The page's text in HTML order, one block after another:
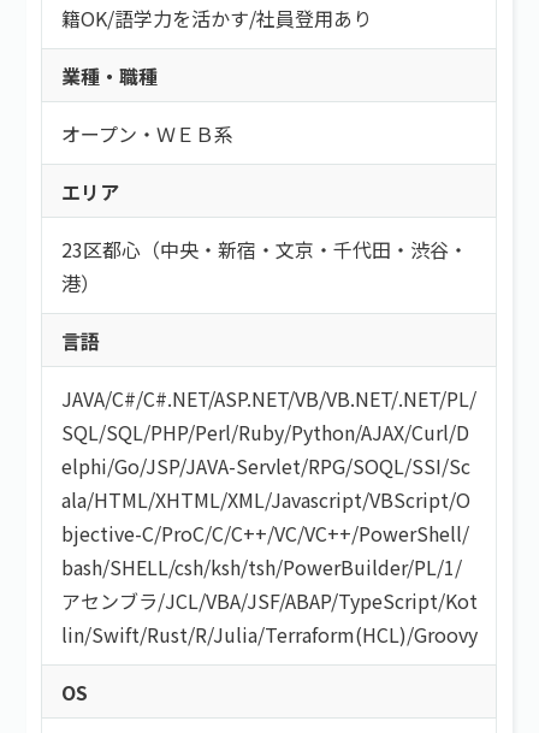
ネットワーク： Cisco Catalyst Switch
勤務スタイル
持ち帰り・在宅(テレワーク)
通勤
短期間（3ヶ月以内）
短時間（主婦＆主夫向け）
こだわり
ロースキルOK
低マージン率（10％以下）
高額手取り（80万以上）
服装自由
シニア歓迎
外国籍OK
語学力を活かす
社保あり
社員登用あり
案件開始日
検索する
籍OK/語学力を活かす/社員登用あり
業種・職種
オープン・ＷＥＢ系
エリア
23区都心（中央・新宿・文京・千代田・渋谷・
港）
言語
JAVA/C#/C#.NET/ASP.NET/VB/VB.NET/.NET/PL/
SQL/SQL/PHP/Perl/Ruby/Python/AJAX/Curl/D
elphi/Go/JSP/JAVA-Servlet/RPG/SOQL/SSI/Sc
ala/HTML/XHTML/XML/Javascript/VBScript/O
bjective-C/ProC/C/C++/VC/VC++/PowerShell/
bash/SHELL/csh/ksh/tsh/PowerBuilder/PL/1/
アセンブラ/JCL/VBA/JSF/ABAP/TypeScript/Kot
lin/Swift/Rust/R/Julia/Terraform(HCL)/Groovy
OS